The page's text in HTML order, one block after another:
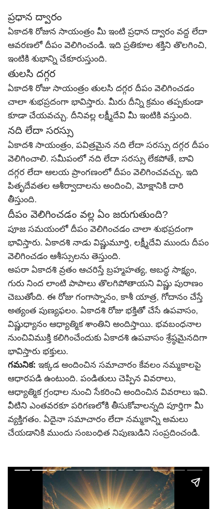
ప్రధాన ద్వారం
ఏకాదశి రోజున సాయంత్రం మీ ఇంటి ప్రధాన ద్వారం వద్ద లేదా
ఆవరణలో దీపం వెలిగించండి. ఇది ప్రతికూల శక్తిని తొలగించి,
ఇంటికి శుభాన్ని చేకూరుస్తుంది.
తులసి దగ్గర
ఏకాదశి రోజు సాయంత్రం తులసి దగ్గర దీపం వెలిగించడం
చాలా శుభప్రదంగా భావిస్తారు. మీరు దీన్ని క్రమం తప్పకుండా
కూడా చేయవచ్చు. దీనివల్ల లక్ష్మీదేవి మీ ఇంటికి వస్తుంది.
నది లేదా సరస్సు
ఏకాదశి సాయంత్రం, పవిత్రమైన నది లేదా సరస్సు దగ్గర దీపం
వెలిగించాలి. సమీపంలో నది లేదా సరస్సు లేకపోతే, బావి
దగ్గర లేదా ఆలయ ప్రాంగణంలో దీపం వెలిగించవచ్చు. ఇది
పితృదేవతల ఆశీర్వాదాలను అందించి, మోక్షానికి దారి
తీస్తుంది.
దీపం వెలిగించడం వల్ల ఏం జరుగుతుంది?
పూజ సమయంలో దీపం వెలిగించడం చాలా శుభప్రదంగా
భావిస్తారు. ఏకాదశి నాడు విష్ణుమూర్తి, లక్ష్మీదేవి ముందు దీపం
వెలిగించడం ఆశీస్సులను తెస్తుంది.
అపరా ఏకాదశి వ్రతం ఆచరిస్తే బ్రహ్మహత్య, అబద్ధ సాక్ష్యం,
గురు నింద లాంటి పాపాలు తొలగిపోతాయని విష్ణు పురాణం
చెబుతోంది. ఈ రోజు గంగాస్నానం, కాశీ యాత్ర, గోదానం చేస్తే
అత్యంత పుణ్యఫలం. ఏకాదశి రోజు భక్తితో చేసే ఉపవాసం,
విష్ణుధ్యానం ఆధ్యాత్మిక శాంతిని అందిస్తాయి. భవబంధనాల
నుంచివిముక్తి కలిగించేందుకు ఏకాదశి ఉపవాసం శ్రేష్ఠమైనదిగా
భావిస్తారు భక్తులు.
గమనిక: ఇక్కడ అందించిన సమాచారం కేవలం నమ్మకాలపై
ఆధారపడి ఉంటుంది. పండితులు చెప్పిన వివరాలు,
ఆధ్యాత్మిక గ్రంధాల నుంచి సేకరించి అందించిన వివరాలు ఇవి.
వీటిని ఎంతవరకూ పరిగణలోకి తీసుకోవాలన్నది పూర్తిగా మీ
వ్యక్తిగతం. ఏదైనా సమాచారం లేదా నమ్మకాన్ని అమలు
చేయడానికి ముందు సంబంధిత నిపుణుడిని సంప్రదించండి.